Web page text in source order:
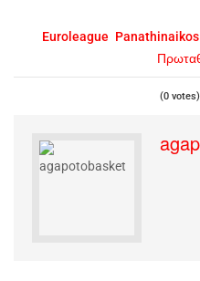
Euroleague Panathinaikos
(0 votes)